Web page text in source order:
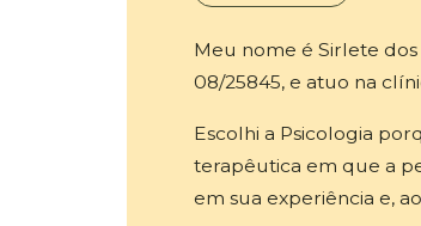
Meu nome é Sirlete dos
08/25845, e atuo na
Escolhi a Psicologia
terapêutica em que a
em sua experiência e,